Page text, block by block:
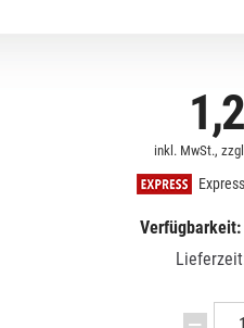
inkl. MwSt.,
Verfügbarkeit: